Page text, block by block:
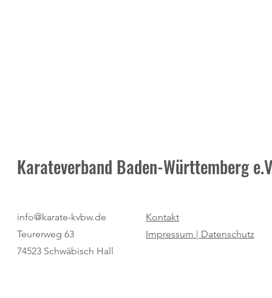
Neuer Termin: Masters-
Vorbereitung am 25. Juli beim TV
Diersburg
Impulse und
Karateverband Baden-Württemberg
info@karate-kvbw.de
Teurerweg 63
74523 Schwäbisch Hall
Kontakt
Impressum | Datenschutz